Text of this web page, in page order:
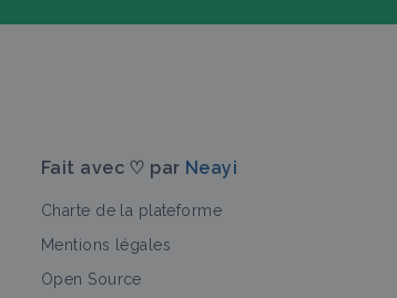
Fait avec ♡ par Neayi
Charte de la plateforme
Mentions légales
Open Source